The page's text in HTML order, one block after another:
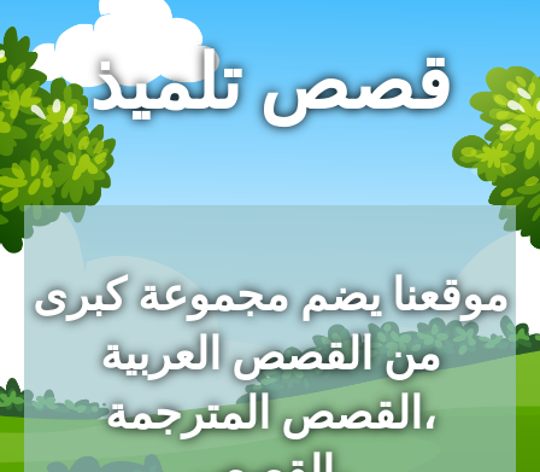
قصص تلميذ
موقعنا يضم مجموعة كبرى
من القصص العربية
،القصص المترجمة